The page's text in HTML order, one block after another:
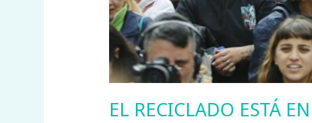
EL RECICLADO ESTÁ